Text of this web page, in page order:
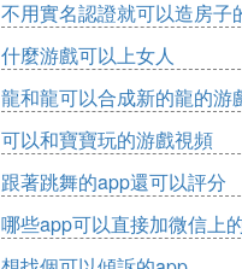
不用實名認證就可以造房子
什麼游戲可以上女人
龍和龍可以合成新的龍的游
可以和寶寶玩的游戲視頻
跟著跳舞的app還可以評分
哪些app可以直接加微信上